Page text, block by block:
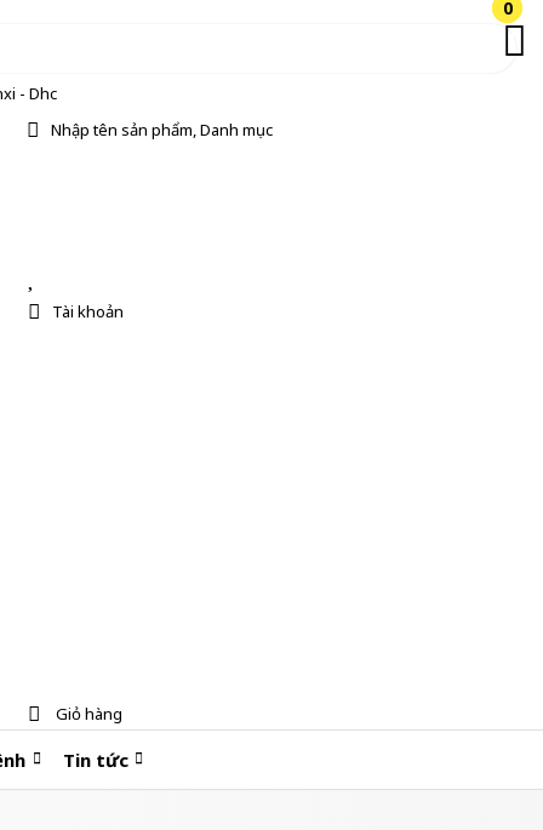
- Dhc
Nhập tên sản phẩm, Danh mục
0
Tài khoản
0
Giỏ hàng
Tin tức